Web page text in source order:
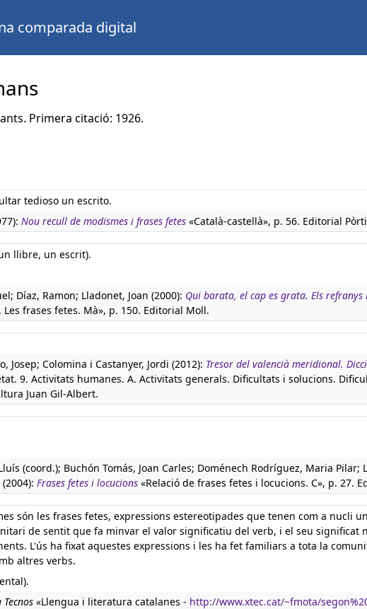
comparada digital
Primera citació: 1926.
tedioso un escrito.
Nou recull de modismes i frases fetes «Català-castellà», p. 56. Editorial
llibre, un escrit).
Díaz, Ramon; Lladonet, Joan (2000): Qui barata, el cap es grata. Els refranys
frases fetes. Mà», p. 150. Editorial Moll.
Josep; Colomina i Castanyer, Jordi (2012): Tresor del valencià meridional.
9. Activitats humanes. A. Activitats generals. Dificultats i solucions.
Juan Gil-Albert.
(coord.); Buchón Tomás, Joan Carles; Doménech Rodríguez, Maria Pilar;
Frases fetes i locucions «Relació de frases fetes i locucions. C», p. 27.
són les frases fetes, expressions estereotipades que tenen com a nucli
de sentit que fa minvar el valor significatiu del verb, i el seu significat
L'ús ha fixat aquestes expressions i les ha fet familiars a tota la
altres verbs.
Tecnos «Llengua i literatura catalanes - http://www.xtec.cat/~fmota/